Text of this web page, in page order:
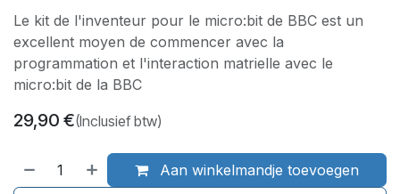
Le kit de l'inventeur pour le micro:bit de BBC est un
excellent moyen de commencer avec la
programmation et l'interaction matrielle avec le
micro:bit de la BBC
29,90 €(Inclusief btw)
Aan winkelmandje toevoegen